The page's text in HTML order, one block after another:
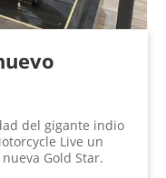
del gigante indio
Live un
Gold Star.